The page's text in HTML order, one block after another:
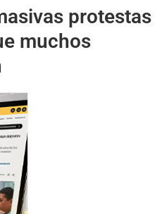
protestas
muchos